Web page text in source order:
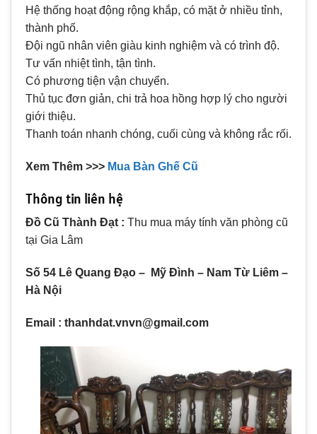
Hệ thống hoạt động rộng khắp, có mặt ở nhiều tỉnh,
thành phố.
Đội ngũ nhân viên giàu kinh nghiệm và có trình độ.
Tư vấn nhiệt tình, tận tình.
Có phương tiện vận chuyển.
Thủ tục đơn giản, chi trả hoa hồng hợp lý cho người
giới thiệu.
Thanh toán nhanh chóng, cuối cùng và không rắc rối.
Xem Thêm >>> Mua Bàn Ghế Cũ
Thông tin liên hệ
Đồ Cũ Thành Đạt : Thu mua máy tính văn phòng cũ
tại Gia Lâm
Số 54 Lê Quang Đạo – Mỹ Đình – Nam Từ Liêm –
Hà Nội
Email : thanhdat.vnvn@gmail.com